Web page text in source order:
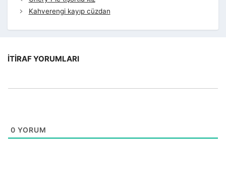
Kahverengi kayıp cüzdan
İTIRAF YORUMLARI
0 YORUM